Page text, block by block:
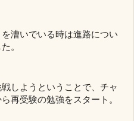
漕いでいる時は進路につい
。
しようということで、チャ
再受験の勉強をスタート。